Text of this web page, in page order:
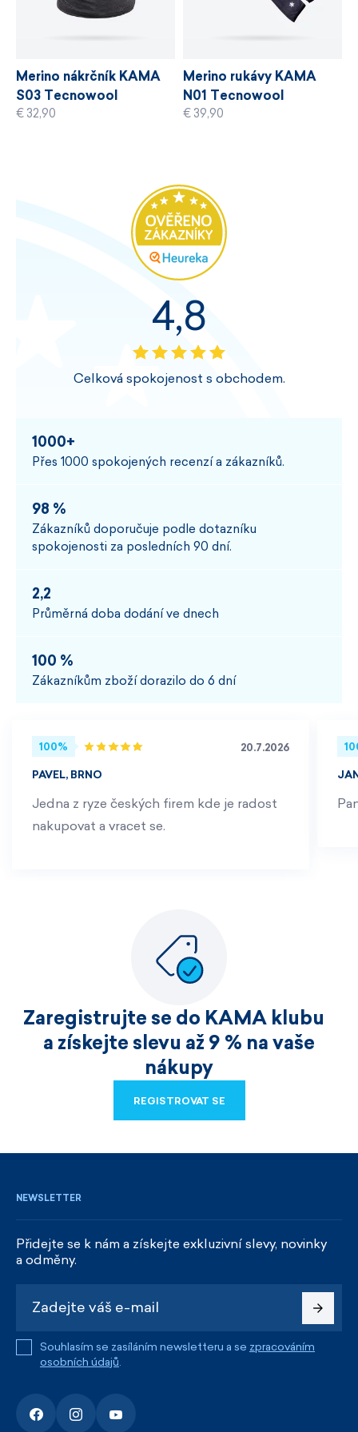
Merino nákrčník KAMA
S03 Tecnowool
€ 32,90
Merino rukávy KAMA
N01 Tecnowool
€ 39,90
4,8
Celková spokojenost s obchodem.
1000+
Přes 1000 spokojených recenzí a zákazníků.
98 %
Zákazníků doporučuje podle dotazníku
spokojenosti za posledních 90 dní.
2,2
Průměrná doba dodání ve dnech
100 %
Zákazníkům zboží dorazilo do 6 dní
100% 20.7.2026
PAVEL, BRNO
Jedna z ryze českých firem kde je radost
nakupovat a vracet se.
Zaregistrujte se do KAMA klubu
a získejte slevu až 9 % na vaše
nákupy
REGISTROVAT SE
NEWSLETTER
Přidejte se k nám a získejte exkluzivní slevy, novinky
a odměny.
Souhlasím se zasíláním newsletteru a se zpracováním
osobních údajů.